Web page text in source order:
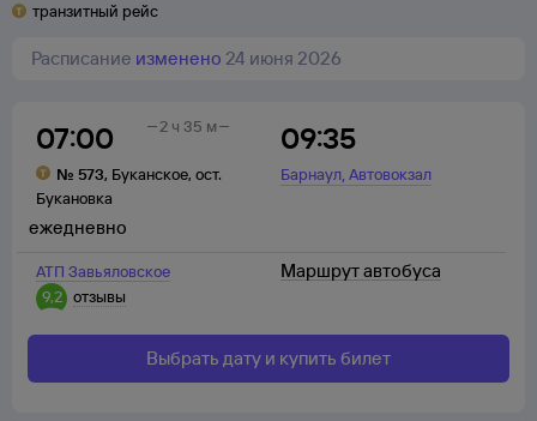
транзитный рейс
Расписание изменено 24 июня 2026
07:00
№ 573, Буканское, ост.
Букановка
09:35
Барнаул,Автовокзал
2 ч 35 м
АТП Завьяловское
9,2 отзывы
ежедневно
Маршрут автобуса
Выбрать дату и купить билет